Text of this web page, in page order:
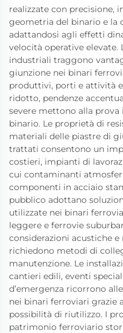
realizzate con precisione,
geometria del binario e la
adattandosi agli effetti
velocità operative elevate.
industriali traggono
giunzione nei binari
produttivi, porti e attività
ridotto, pendenze
severe mettono alla
binario. Le proprietà di
materiali delle piastre di
trattati consentono un
costieri, impianti di
cui contaminanti
componenti in acciaio
pubblico adottano
utilizzate nei binari
leggere e ferrovie
considerazioni acustiche
richiedono metodi di
manutenzione. Le
cantieri edili, eventi
d’emergenza ricorrono
nei binari ferroviari grazie
possibilità di riutilizzo. I
patrimonio ferroviario